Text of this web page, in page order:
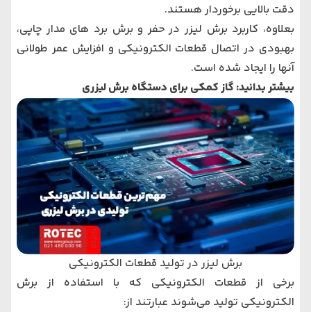
دقت بالایی برخوردار هستند.
بعلاوه، کاربرد برش لیزر در حفر و برش برد های مدار چاپی،
بهبودی در اتصال قطعات الکترونیکی و افزایش عمر طولانی
آنها را ایجاد شده است.
بیشتر بدانید: گاز کمکی برای دستگاه برش لیزری
برش لیزر در تولید قطعات الکترونیکی
برخی از قطعات الکترونیکی که با استفاده از برش
الکترونیکی تولید می‌شوند عبارتند از: